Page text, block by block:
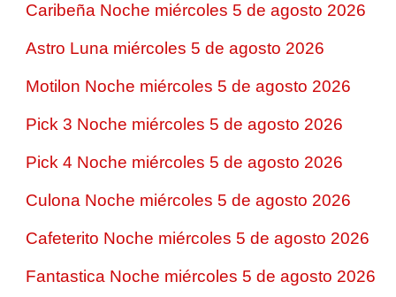
Caribeña Noche miércoles 5 de agosto 2026
Astro Luna miércoles 5 de agosto 2026
Motilon Noche miércoles 5 de agosto 2026
Pick 3 Noche miércoles 5 de agosto 2026
Pick 4 Noche miércoles 5 de agosto 2026
Culona Noche miércoles 5 de agosto 2026
Cafeterito Noche miércoles 5 de agosto 2026
Fantastica Noche miércoles 5 de agosto 2026